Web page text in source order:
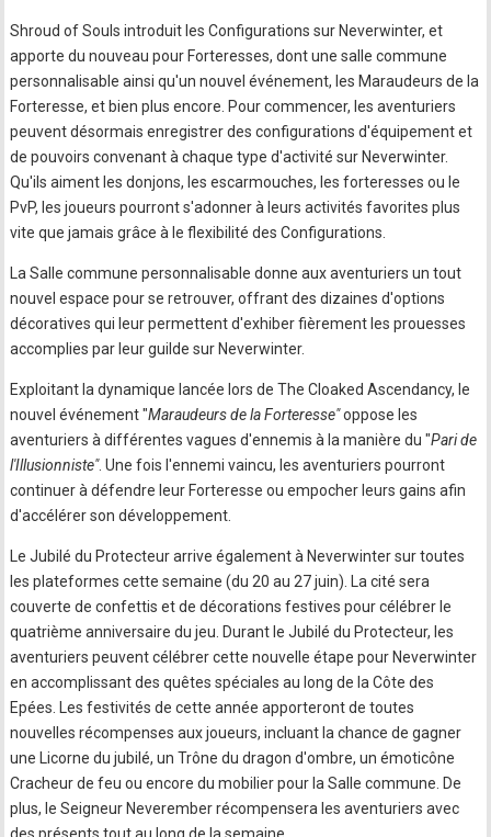
Shroud of Souls introduit les Configurations sur Neverwinter, et
apporte du nouveau pour Forteresses, dont une salle commune
personnalisable ainsi qu'un nouvel événement, les Maraudeurs de la
Forteresse, et bien plus encore. Pour commencer, les aventuriers
peuvent désormais enregistrer des configurations d'équipement et
de pouvoirs convenant à chaque type d'activité sur Neverwinter.
Qu'ils aiment les donjons, les escarmouches, les forteresses ou le
PvP, les joueurs pourront s'adonner à leurs activités favorites plus
vite que jamais grâce à le flexibilité des Configurations.
La Salle commune personnalisable donne aux aventuriers un tout
nouvel espace pour se retrouver, offrant des dizaines d'options
décoratives qui leur permettent d'exhiber fièrement les prouesses
accomplies par leur guilde sur Neverwinter.
Exploitant la dynamique lancée lors de The Cloaked Ascendancy, le
nouvel événement "Maraudeurs de la Forteresse"oppose les
aventuriers à différentes vagues d'ennemis à la manière du "Pari de
l'Illusionniste". Une fois l'ennemi vaincu, les aventuriers pourront
continuer à défendre leur Forteresse ou empocher leurs gains afin
d'accélérer son développement.
Le Jubilé du Protecteur arrive également à Neverwinter sur toutes
les plateformes cette semaine (du 20 au 27 juin). La cité sera
couverte de confettis et de décorations festives pour célébrer le
quatrième anniversaire du jeu. Durant le Jubilé du Protecteur, les
aventuriers peuvent célébrer cette nouvelle étape pour Neverwinter
en accomplissant des quêtes spéciales au long de la Côte des
Epées. Les festivités de cette année apporteront de toutes
nouvelles récompenses aux joueurs, incluant la chance de gagner
une Licorne du jubilé, un Trône du dragon d'ombre, un émoticône
Cracheur de feu ou encore du mobilier pour la Salle commune. De
plus, le Seigneur Neverember récompensera les aventuriers avec